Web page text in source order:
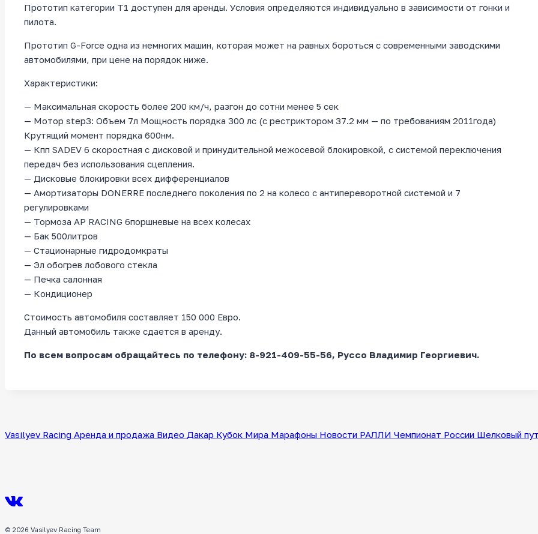
Прототип категории Т1 доступен для аренды. Условия определяются индивидуально в зависимости от гонки и
пилота.
Прототип G-Force одна из немногих машин, которая может на равных бороться с современными заводскими
автомобилями, при цене на порядок ниже.
Характеристики:
— Максимальная скорость более 200 км/ч, разгон до сотни менее 5 сек
— Мотор step3: Объем 7л Мощность порядка 300 лс (с рестриктором 37.2 мм — по требованиям 2011года)
Крутящий момент порядка 600нм.
— Кпп SADEV 6 скоростная с дисковой и принудительной межосевой блокировкой, с системой переключения
передач без использования сцепления.
— Дисковые блокировки всех дифференциалов
— Амортизаторы DONERRE последнего поколения по 2 на колесо с антипереворотной системой и 7
регулировками
— Тормоза AP RACING 6поршневые на всех колесах
— Бак 500литров
— Стационарные гидродомкраты
— Эл обогрев лобового стекла
— Печка салонная
— Кондиционер
Стоимость автомобиля составляет 150 000 Евро.
Данный автомобиль также сдается в аренду.
По всем вопросам обращайтесь по телефону: 8-921-409-55-56, Руссо Владимир Георгиевич.
Vasilyev Racing Аренда и продажа Видео Дакар Кубок Мира Марафоны Новости РАЛЛИ Чемпионат России Шелковый
© 2026 Vasilyev Racing Team